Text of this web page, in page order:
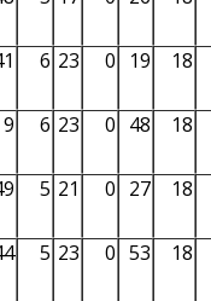
6
41
3.60
0.27
6
3.46
0.35
5
49
3.34
0.84
5
44
3.38
0.27